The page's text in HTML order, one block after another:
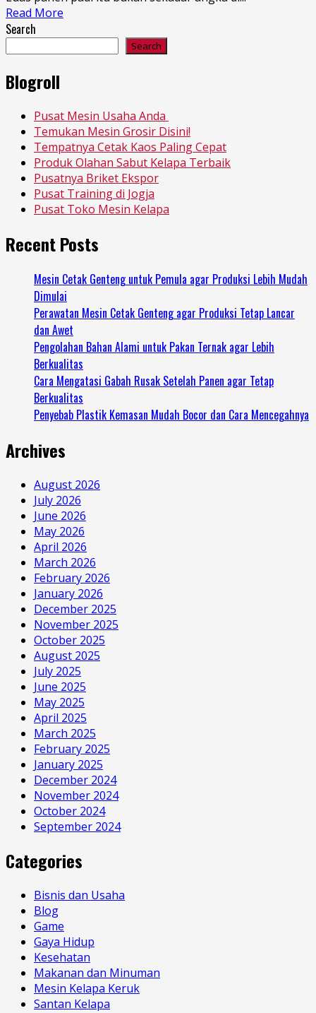
Read More
Search
Search
Blogroll
Pusat Mesin Usaha Anda
Temukan Mesin Grosir Disini!
Tempatnya Cetak Kaos Paling Cepat
Produk Olahan Sabut Kelapa Terbaik
Pusatnya Briket Ekspor
Pusat Training di Jogja
Pusat Toko Mesin Kelapa
Recent Posts
Mesin Cetak Genteng untuk Pemula agar Produksi Lebih Mudah
Dimulai
Perawatan Mesin Cetak Genteng agar Produksi Tetap Lancar
dan Awet
Pengolahan Bahan Alami untuk Pakan Ternak agar Lebih
Berkualitas
Cara Mengatasi Gabah Rusak Setelah Panen agar Tetap
Berkualitas
Penyebab Plastik Kemasan Mudah Bocor dan Cara Mencegahnya
Archives
August 2026
July 2026
June 2026
May 2026
April 2026
March 2026
February 2026
January 2026
December 2025
November 2025
October 2025
August 2025
July 2025
June 2025
May 2025
April 2025
March 2025
February 2025
January 2025
December 2024
November 2024
October 2024
September 2024
Categories
Bisnis dan Usaha
Blog
Game
Gaya Hidup
Kesehatan
Makanan dan Minuman
Mesin Kelapa Keruk
Santan Kelapa